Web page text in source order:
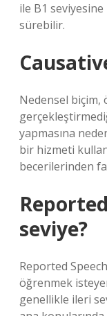
ile B1 seviyesine
sürebilir.
Nedensel biçim,
yapmasına
bir hizmeti
becerilerinden
seviye?
Reported
öğrenmek
genellikle ileri